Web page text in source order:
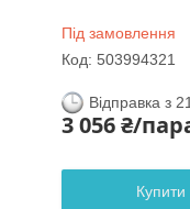
Під замовлення
Код: 503994321
Відправка з
3 056 ₴/
Купити